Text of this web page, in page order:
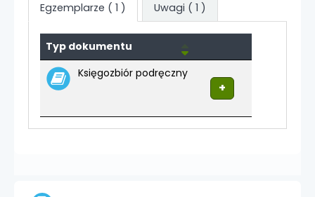
Egzemplarze ( 1 ) Uwagi ( 1 )
Egzemplarze
Typ dokumentu
Księgozbiór podręczny